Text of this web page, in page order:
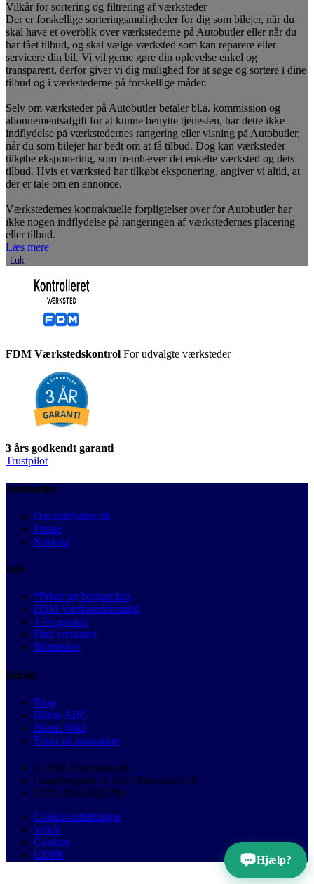
Vilkår for sortering og filtrering af værksteder
Der er forskellige sorteringsmuligheder for dig som bilejer, når du
skal have et overblik over værkstederne på Autobutler eller når du
har fået tilbud, og skal vælge værksted som kan reparere eller
servicere din bil. Vi vil gerne gøre din oplevelse enkel og
transparent, derfor giver vi dig mulighed for at søge og sortere i dine
tilbud og i værkstederne på forskellige måder.
Selv om værksteder på Autobutler betaler bl.a. kommission og
abonnementsafgift for at kunne benytte tjenesten, har dette ikke
indflydelse på værkstedernes rangering eller visning på Autobutler,
når du som bilejer har bedt om at få tilbud. Dog kan værksteder
tilkøbe eksponering, som fremhæver det enkelte værksted og dets
tilbud. Hvis et værksted har tilkøbt eksponering, angiver vi altid, at
der er tale om en annonce.
Værkstedernes kontraktuelle forpligtelser over for Autobutler har
ikke nogen indflydelse på rangeringen af værkstedernes placering
eller tilbud.
Læs mere
Luk
FDM Værkstedskontrol For udvalgte værksteder
3 års godkendt garanti
Trustpilot
Autobutler
Om autobutler.dk
Presse
Kontakt
Info
*Priser og besparelser
FDM Værkstedskontrol
3 års garanti
Find værksted
Bilmærker
Bilråd
Blog
Bilens ABC
Bilens Wiki
Priser på reparation
© 2026 Autobutler.dk
Langebrogade 4, 1411 København K
CVR: DK32891799
Cookie-indstillinger
Vilkår
Cookies
GDPR
Hjælp?